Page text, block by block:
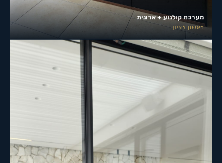
מערכת קולנוע + ארונית
ראשון לציון